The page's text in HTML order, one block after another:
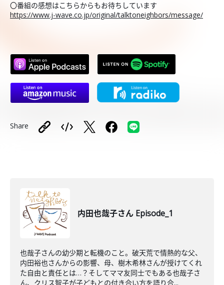
〇番組の感想はこちらからもお待ちしています
https://www.j-wave.co.jp/original/talktoneighbors/message/
Share
内田也哉子さん Episode_1
也哉子さんの幼少期と転機のこと。破天荒で情熱的な父、
内田裕也さんからの影響、母、樹木希林さんが授けてくれ
た自由と責任とは…？そしてママ友同士でもある也哉子さ
ん、クリス智子が子どもとの付き合い方を語り合...